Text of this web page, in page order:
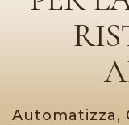
Automatizza,